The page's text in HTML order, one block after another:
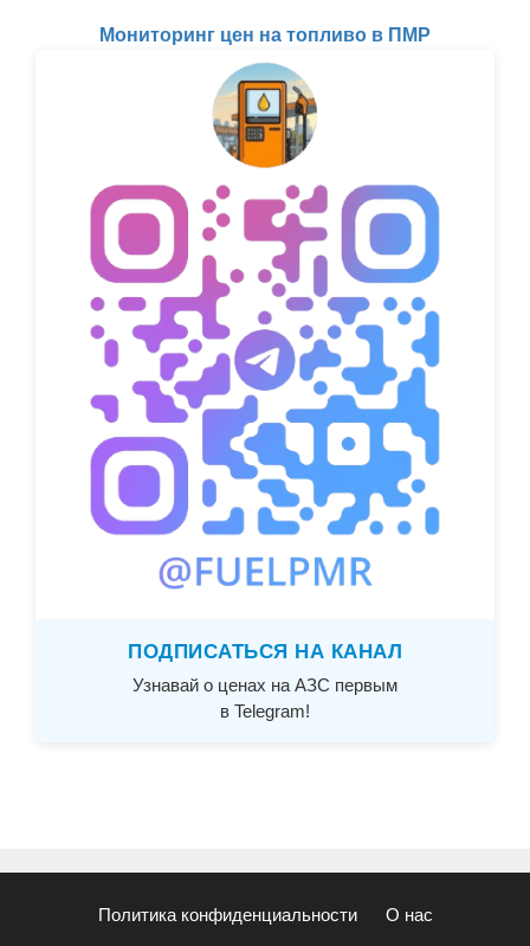
Мониторинг цен на топливо в ПМР
ПОДПИСАТЬСЯ НА КАНАЛ
Узнавай о ценах на АЗС первым
в Telegram!
Политика конфиденциальности О нас